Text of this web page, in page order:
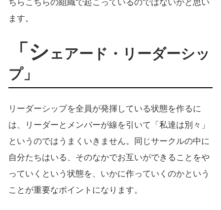
ちらこちらの組織で起こっているのではないかと思い
ます。
「シェアード・リーダーシッ
プ」
リーダーシップを全員が発揮している状態を作るに
は、リーダーとメンバーが線を引いて「私達は別々」
というのではうまくいきません。同じサークルの中に
自分たちはいる、そのなかでお互いができることをや
っていくという状態を、いかに作っていくのかという
ことが重要なポイントになります。